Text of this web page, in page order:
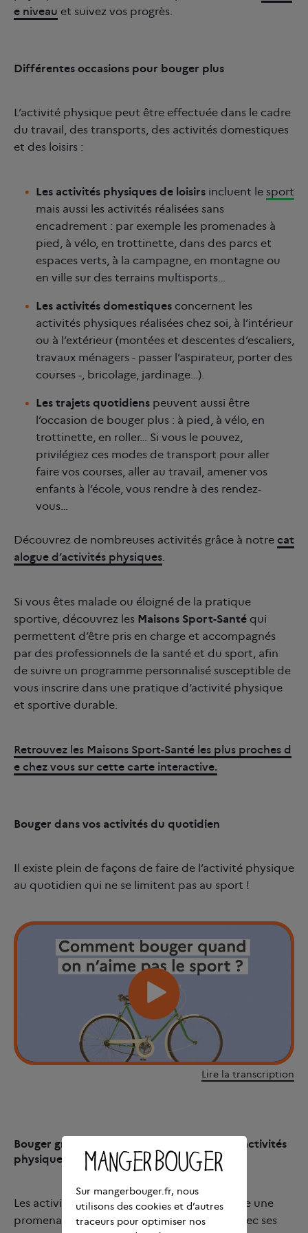
e niveau et suivez vos progrès.
Différentes occasions pour bouger plus
L’activité physique peut être effectuée dans le cadre
du travail, des transports, des activités domestiques
et des loisirs :
Les activités physiques de loisirs incluent le sport
mais aussi les activités réalisées sans
encadrement : par exemple les promenades à
pied, à vélo, en trottinette, dans des parcs et
espaces verts, à la campagne, en montagne ou
en ville sur des terrains multisports…
Les activités domestiques concernent les
activités physiques réalisées chez soi, à l’intérieur
ou à l’extérieur (montées et descentes d’escaliers,
travaux ménagers - passer l’aspirateur, porter des
courses -, bricolage, jardinage…).
Les trajets quotidiens peuvent aussi être
l’occasion de bouger plus : à pied, à vélo, en
trottinette, en roller… Si vous le pouvez,
privilégiez ces modes de transport pour aller
faire vos courses, aller au travail, amener vos
enfants à l’école, vous rendre à des rendez-
vous…
Découvrez de nombreuses activités grâce à notre cat
alogue d’activités physiques.
Si vous êtes malade ou éloigné de la pratique
sportive, découvrez les Maisons Sport-Santé qui
permettent d’être pris en charge et accompagnés
par des professionnels de la santé et du sport, afin
de suivre un programme personnalisé susceptible de
vous inscrire dans une pratique d’activité physique
et sportive durable.
Retrouvez les Maisons Sport-Santé les plus proches d
e chez vous sur cette carte interactive.
Bouger dans vos activités du quotidien
Il existe plein de façons de faire de l’activité physique
au quotidien qui ne se limitent pas au sport !
Lire la transcription
Bouger grâce à la pratique d’un sport ou d’activités
physiques de loisirs
Les activités physiques de loisirs comme faire une
promenade à pied, à vélo, jouer au ballon avec ses
Sur mangerbouger.fr, nous
utilisons des cookies et d’autres
traceurs pour optimiser nos